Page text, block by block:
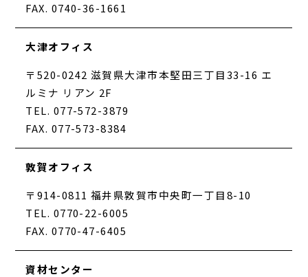
FAX. 0740-36-1661
大津オフィス
〒520-0242 滋賀県大津市本堅田三丁目33-16 エ
ルミナ リアン 2F
TEL. 077-572-3879
FAX. 077-573-8384
敦賀オフィス
〒914-0811 福井県敦賀市中央町一丁目8-10
TEL. 0770-22-6005
FAX. 0770-47-6405
資材センター